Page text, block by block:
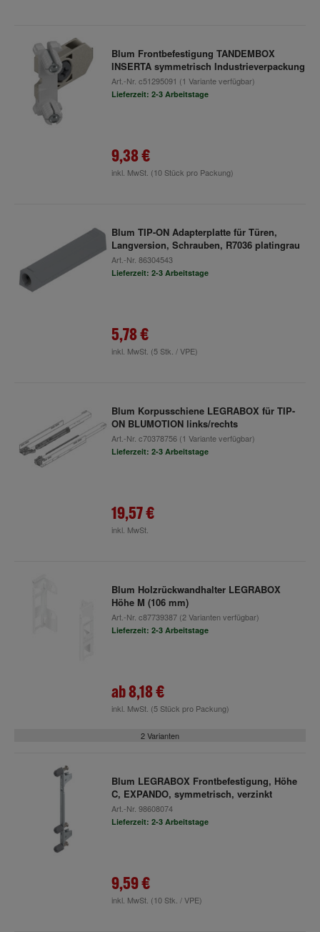
Blum Frontbefestigung TANDEMBOX
INSERTA symmetrisch Industrieverpackung
Art.-Nr. c51295091 (1 Variante verfügbar)
Lieferzeit: 2-3 Arbeitstage
9,38 €
inkl. MwSt. (10 Stück pro Packung)
Blum TIP-ON Adapterplatte für Türen,
Langversion, Schrauben, R7036 platingrau
Art.-Nr. 86304543
Lieferzeit: 2-3 Arbeitstage
5,78 €
inkl. MwSt. (5 Stk. / VPE)
Blum Korpusschiene LEGRABOX für TIP-
ON BLUMOTION links/rechts
Art.-Nr. c70378756(1 Variante verfügbar)
Lieferzeit: 2-3 Arbeitstage
19,57 €
inkl. MwSt.
Blum Holzrückwandhalter LEGRABOX
Höhe M (106 mm)
Art.-Nr. c87739387(2 Varianten verfügbar)
Lieferzeit: 2-3 Arbeitstage
ab8,18 €
inkl. MwSt. (5 Stück pro Packung)
2 Varianten
Blum LEGRABOX Frontbefestigung, Höhe
C, EXPANDO, symmetrisch, verzinkt
Art.-Nr. 98608074
Lieferzeit: 2-3 Arbeitstage
9,59 €
inkl. MwSt. (10 Stk. / VPE)